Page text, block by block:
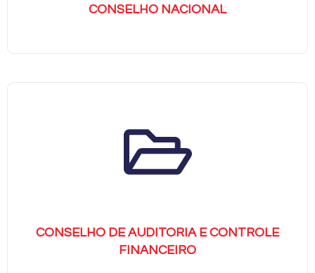
CONSELHO NACIONAL
CONSELHO DE AUDITORIA E CONTROLE
FINANCEIRO